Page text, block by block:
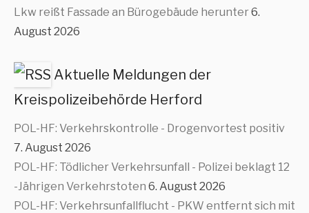
Lkw reißt Fassade an Bürogebäude herunter6.
August 2026
Aktuelle Meldungen der
Kreispolizeibehörde Herford
POL-HF: Verkehrskontrolle - Drogenvortest positiv
7. August 2026
POL-HF: Tödlicher Verkehrsunfall - Polizei beklagt 12
-Jährigen Verkehrstoten 6. August 2026
POL-HF: Verkehrsunfallflucht - PKW entfernt sich mit